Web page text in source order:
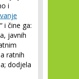
i
“ i čine ga:
javnih
ratnih
dodjela